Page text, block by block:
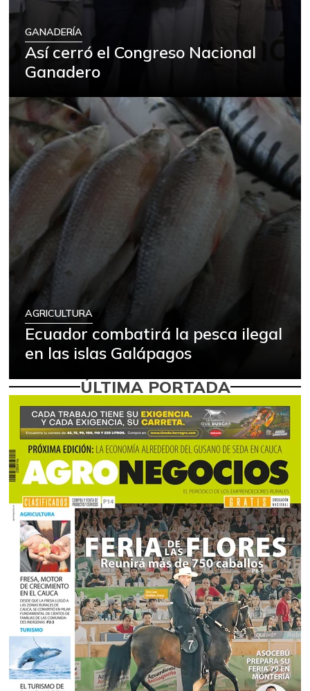
GANADERÍA
Así cerró el Congreso Nacional
Ganadero
AGRICULTURA
Ecuador combatirá la pesca ilegal
en las islas Galápagos
ÚLTIMA PORTADA